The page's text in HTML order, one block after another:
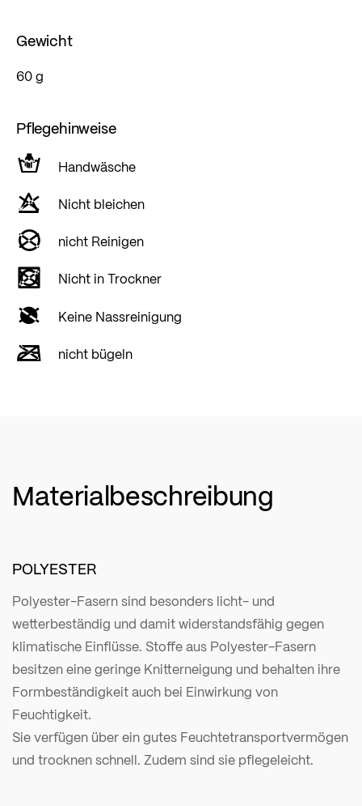
Gewicht
60 g
Pflegehinweise
Handwäsche
Nicht bleichen
nicht Reinigen
Nicht in Trockner
Keine Nassreinigung
nicht bügeln
Materialbeschreibung
POLYESTER
Polyester-Fasern sind besonders licht- und
wetterbeständig und damit widerstandsfähig gegen
klimatische Einflüsse. Stoffe aus Polyester-Fasern
besitzen eine geringe Knitterneigung und behalten ihre
Formbeständigkeit auch bei Einwirkung von
Feuchtigkeit.
Sie verfügen über ein gutes Feuchtetransportvermögen
und trocknen schnell. Zudem sind sie pflegeleicht.